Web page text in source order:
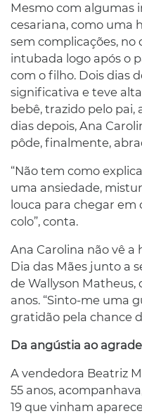
Mesmo com algumas
cesariana, como uma
sem complicações, no
intubada logo após o
com o filho. Dois dias
significativa e teve
bebê, trazido pelo pai,
dias depois, Ana
pôde, finalmente,
“Não tem como
uma ansiedade,
louca para chegar em
colo”, conta.
Ana Carolina não vê a
Dia das Mães junto a
de Wallyson Matheus,
anos. “Sinto-me uma
gratidão pela chance
Da angústia ao
A vendedora Beatriz
55 anos,
19 que vinham